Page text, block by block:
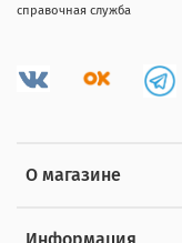
О магазине
справочная служба